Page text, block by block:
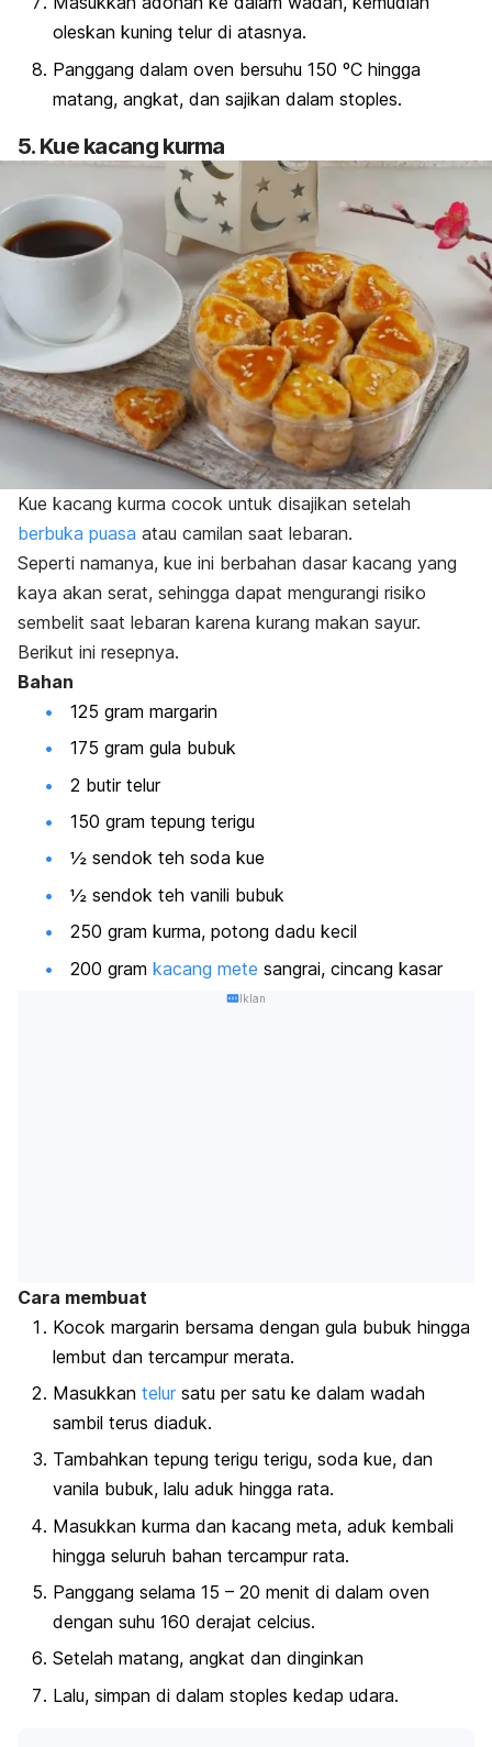
oleskan kuning telur di atasnya.
Panggang dalam oven bersuhu 150 ºC hingga
matang, angkat, dan sajikan dalam stoples.
5. Kue kacang kurma
Kue kacang kurma cocok untuk disajikan setelah
berbuka puasa atau camilan saat lebaran.
Seperti namanya, kue ini berbahan dasar kacang yang
kaya akan serat, sehingga dapat mengurangi risiko
sembelit saat lebaran karena kurang makan sayur.
Berikut ini resepnya.
Bahan
125 gram margarin
175 gram gula bubuk
2 butir telur
150 gram tepung terigu
½ sendok teh soda kue
½ sendok teh vanili bubuk
250 gram kurma, potong dadu kecil
200 gram kacang mete sangrai, cincang kasar
Iklan
Cara membuat
Kocok margarin bersama dengan gula bubuk hingga
lembut dan tercampur merata.
Masukkan telur satu per satu ke dalam wadah
sambil terus diaduk.
Tambahkan tepung terigu terigu, soda kue, dan
vanila bubuk, lalu aduk hingga rata.
Masukkan kurma dan kacang meta, aduk kembali
hingga seluruh bahan tercampur rata.
Panggang selama 15 – 20 menit di dalam oven
dengan suhu 160 derajat celcius.
Setelah matang, angkat dan dinginkan
Lalu, simpan di dalam stoples kedap udara.